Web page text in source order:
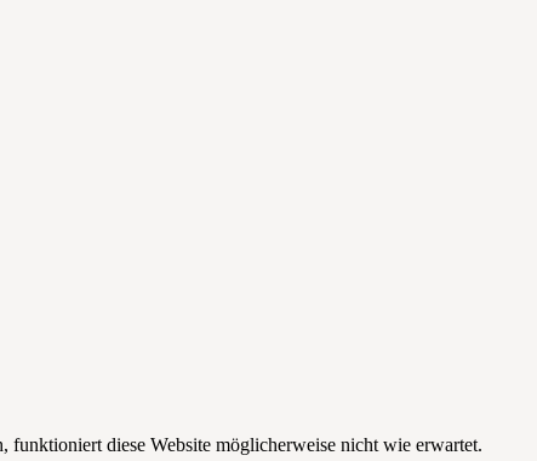
funktioniert diese Website möglicherweise nicht wie erwartet.